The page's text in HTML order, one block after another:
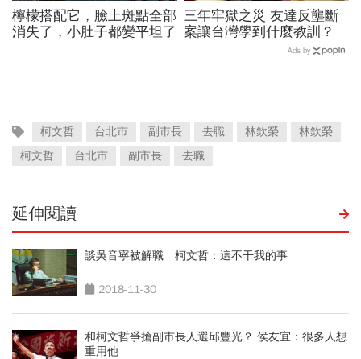
檸檬搭配它，臉上斑點全部
消失了，小肚子都變平坦了
三年牢獄之災 友達反壟斷
案讓台灣學到什麼教訓？
Ads by
柯文哲 台北市 副市長 去職 林欽榮
林欽榮
柯文哲
台北市 副市長 去職
延伸閱讀
談吳音寧被解職 柯文哲：這不干我的事
2018-11-30
和柯文哲爭搶副市長人選邱豐光？ 侯友宜：很多人想
重用他